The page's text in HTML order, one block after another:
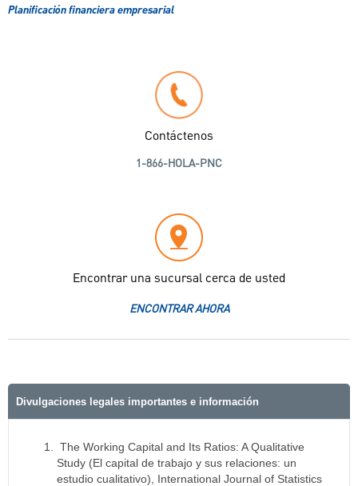
Planificación financiera empresarial
Contáctenos
1-866-HOLA-PNC
Encontrar una sucursal cerca de usted
ENCONTRAR AHORA
Divulgaciones legales importantes e información
The Working Capital and Its Ratios: A Qualitative
Study (El capital de trabajo y sus relaciones: un
estudio cualitativo), International Journal of Statistics